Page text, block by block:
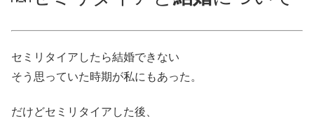
セミリタイアしたら結婚できない
そう思っていた時期が私にもあった。
だけどセミリタイアした後、